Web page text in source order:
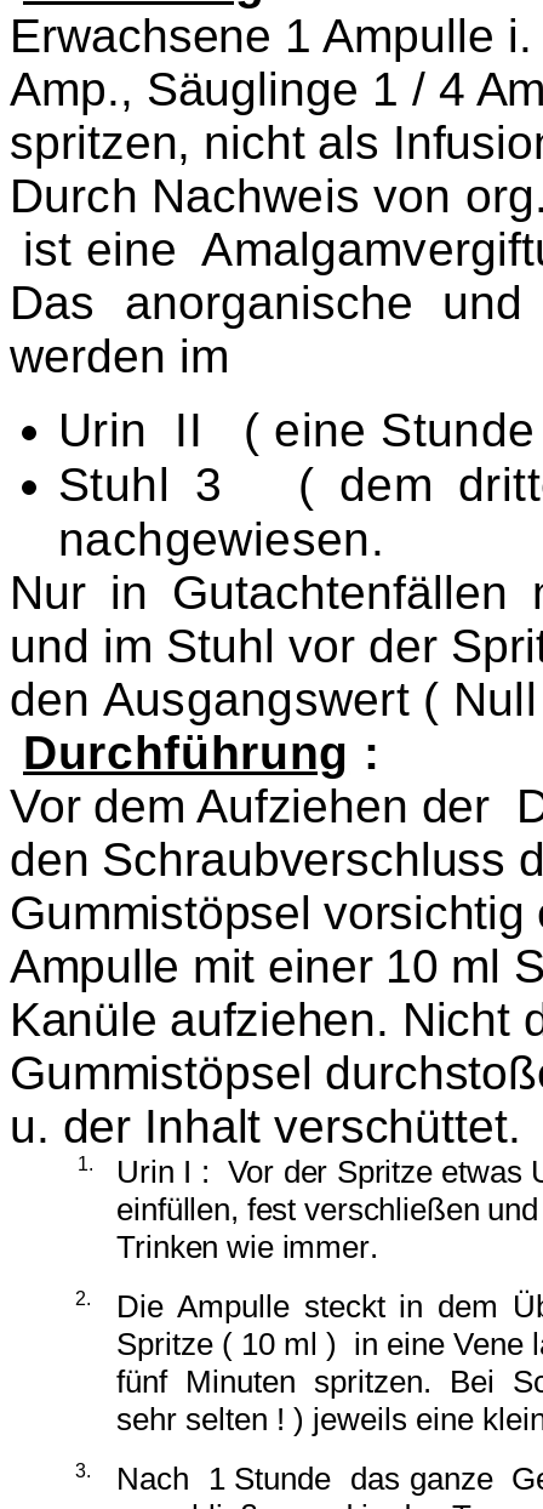
Erwachsene 1 Ampulle
Amp., Säuglinge 1 / 4
spritzen, nicht als
Durch Nachweis von
ist eine
Das anorganische
werden im
Urin II ( eine Stunde
Stuhl 3 ( dem
nachgewiesen.
Nur in
und im Stuhl vor der
den Ausgangswert (
Durchführung :
Vor dem Aufziehen der
den Schraubverschluss
Gummistöpsel vorsichtig
Ampulle mit einer 10 ml
Kanüle aufziehen. Nicht
Gummistöpsel
u. der Inhalt verschüttet.
1.
Urin I : Vor der Spritze etwas
einfüllen, fest verschließen
Trinken wie immer.
2. Die Ampulle steckt in dem
Spritze ( 10 ml ) in eine Vene
fünf Minuten spritzen. Bei
sehr selten ! ) jeweils eine
3.
Nach 1 Stunde das ganze